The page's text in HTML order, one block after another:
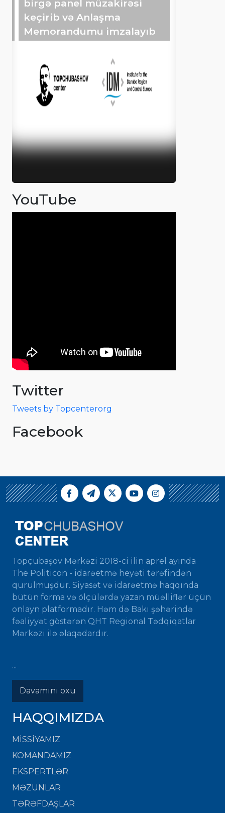
birgə panel müzakirəsi
keçirib və Anlaşma
Memorandumu imzalayıb
YouTube
Twitter
Tweets by Topcenterorg
Facebook
Topçubaşov Mərkəzi 2018-ci ilin aprel ayında
The Politicon - idarəetmə heyəti tərəfindən
qurulmuşdur. Siyasət və idarəetmə haqqında
bütün forma və ölçülərdə yazan müəlliflər üçün
onlayn platformadır. Həm də Bakı şəhərində
fəaliyyət göstərən QHT Regional Tədqiqatlar
Mərkəzi ilə əlaqədardır.
...
Davamını oxu
HAQQIMIZDA
MISSIYAMIZ
KOMANDAMIZ
EKSPERTLƏR
MƏZUNLAR
TƏRƏFDAŞLAR